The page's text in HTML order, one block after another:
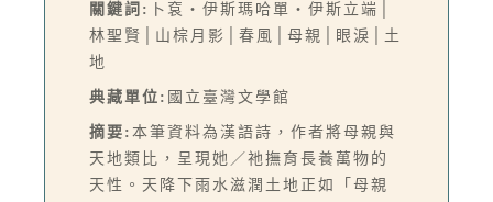
關鍵詞: 卜袞‧伊斯瑪哈單‧伊斯立端│
林聖賢│山棕月影│春風│母親│眼淚│土
地
典藏單位: 國立臺灣文學館
摘要: 本筆資料為漢語詩，作者將母親與
天地類比，呈現她／祂撫育長養萬物的
天性。天降下雨水滋潤土地正如「母親